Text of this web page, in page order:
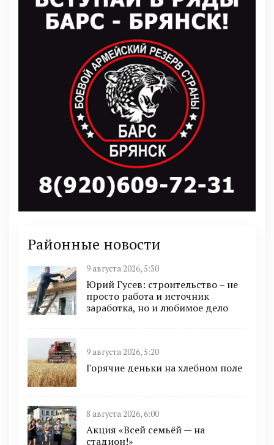
Районные новости
9 августа 2026, 5:30
Юрий Гусев: строительство – не
просто работа и источник
заработка, но и любимое дело
9 августа 2026, 5:20
Горячие деньки на хлебном поле
8 августа 2026, 6:00
Акция «Всей семьёй — на
стадион!»